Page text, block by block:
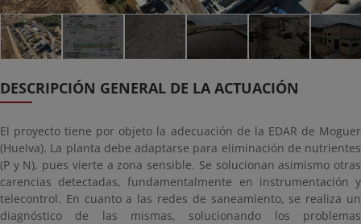
DESCRIPCIÓN GENERAL DE LA ACTUACIÓN
El proyecto tiene por objeto la adecuación de la EDAR de Moguer
(Huelva). La planta debe adaptarse para eliminación de nutrientes
(P y N), pues vierte a zona sensible. Se solucionan asimismo otras
carencias detectadas, fundamentalmente en instrumentación y
telecontrol. En cuanto a las redes de saneamiento, se realiza un
diagnóstico de las mismas, solucionando los problemas